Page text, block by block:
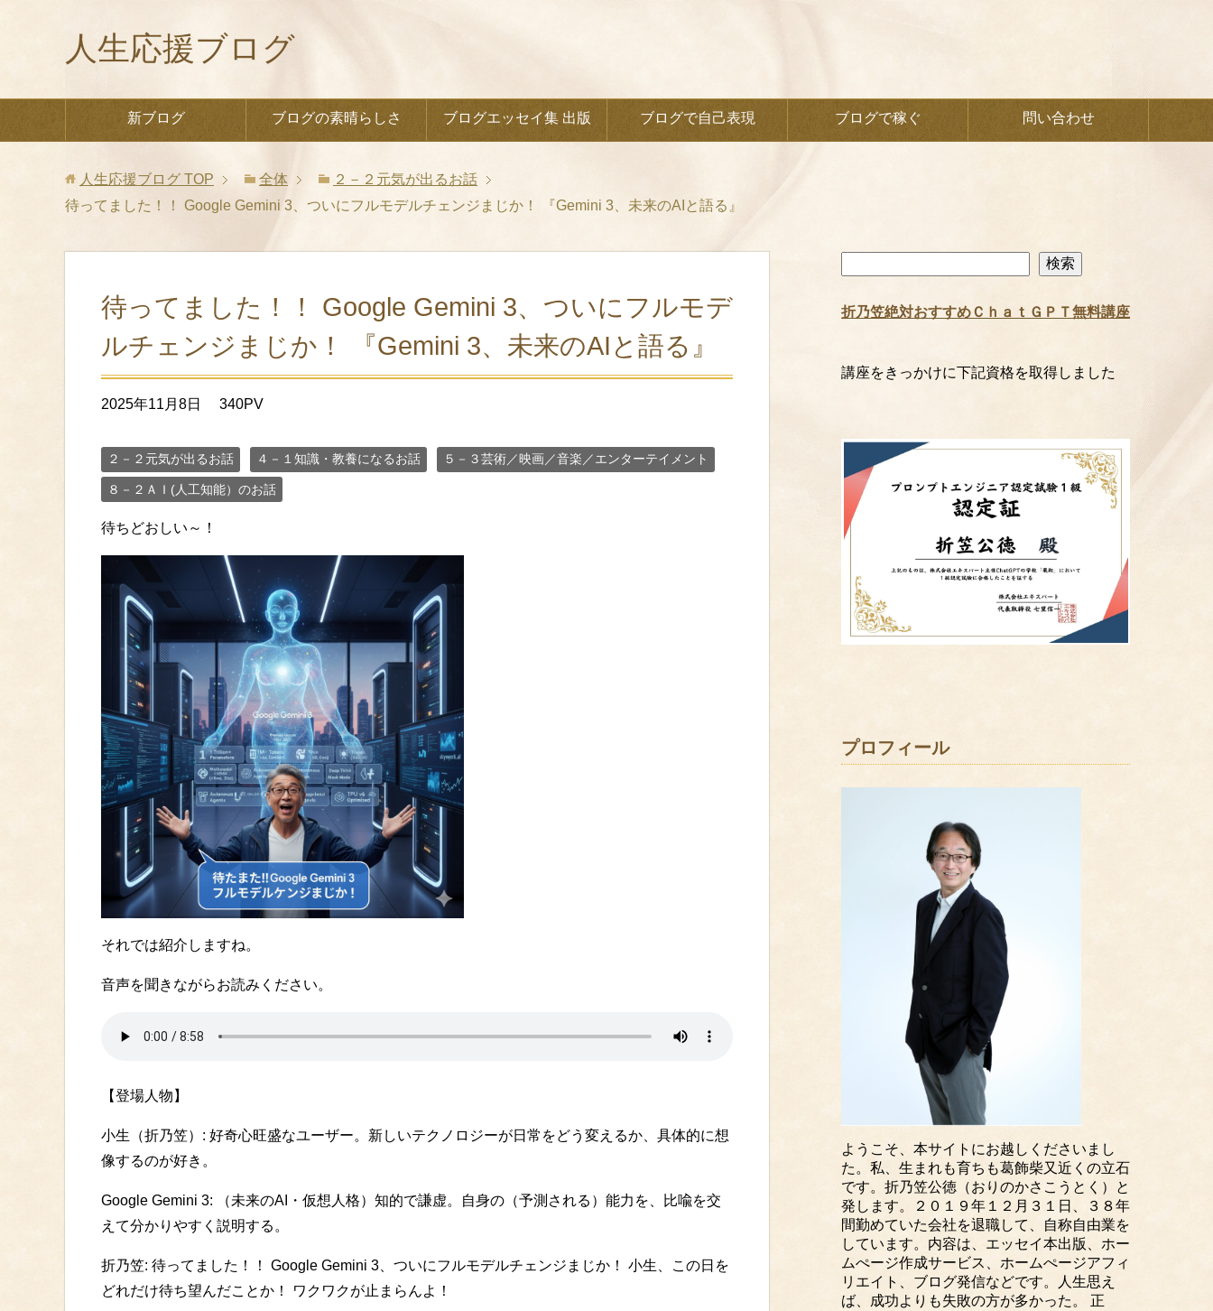
人生応援ブログ
新ブログ ブログの素晴らしさ ブログエッセイ集 出版 ブログで自己表現 ブログで稼ぐ 問い合わせ
人生応援ブログ TOP 全体
２－２元気が出るお話
待ってました！！ Google Gemini 3、ついにフルモデルチェンジまじか！ 『Gemini 3、未来のAIと語る』
待ってました！！ Google Gemini 3、ついにフルモデ
ルチェンジまじか！ 『Gemini 3、未来のAIと語る』
2025年11月8日 340PV
２－２元気が出るお話 ４－１知識・教養になるお話 ５－３芸術／映画／音楽／エンターテイメント
８－２ＡＩ(人工知能）のお話
待ちどおしい～！
それでは紹介しますね。
音声を聞きながらお読みください。
【登場人物】
小生（折乃笠）: 好奇心旺盛なユーザー。新しいテクノロジーが日常をどう変えるか、具体的に想
像するのが好き。
Google Gemini 3: （未来のAI・仮想人格）知的で謙虚。自身の（予測される）能力を、比喩を交
えて分かりやすく説明する。
折乃笠: 待ってました！！ Google Gemini 3、ついにフルモデルチェンジまじか！ 小生、この日を
どれだけ待ち望んだことか！ ワクワクが止まらんよ！
索
検索
折乃笠絶対おすすめＣｈａｔＧＰＴ無料講座
講座をきっかけに下記資格を取得しました
プロフィール
ようこそ、本サイトにお越しくださいまし
た。私、生まれも育ちも葛飾柴又近くの立石
です。折乃笠公徳（おりのかさこうとく）と
発します。２０１９年１２月３１日、３８年
間勤めていた会社を退職して、自称自由業を
しています。内容は、エッセイ本出版、ホー
ムぺージ作成サービス、ホームぺージアフィ
リエイト、ブログ発信などです。人生思え
ば、成功よりも失敗の方が多かった。 正